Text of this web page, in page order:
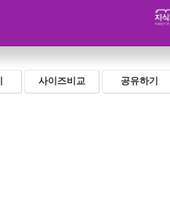
사이즈비교 공유하기